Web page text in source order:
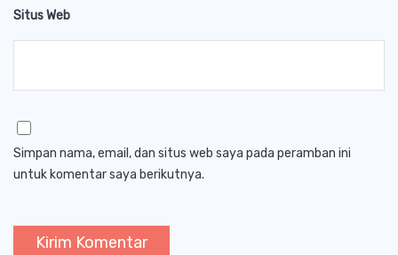
Situs Web
Simpan nama, email, dan situs web saya pada peramban ini
untuk komentar saya berikutnya.